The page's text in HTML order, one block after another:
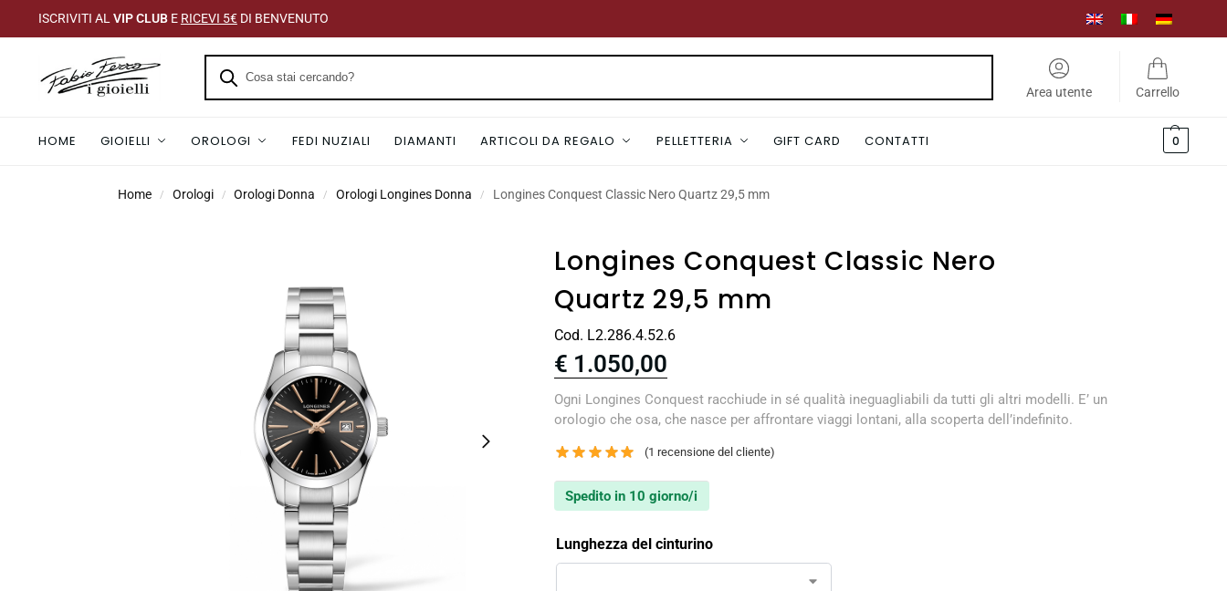
ISCRIVITI AL VIP CLUBE RICEVI 5€DI BENVENUTO
Area utente Carrello
HOME GIOIELLI OROLOGI FEDI NUZIALI DIAMANTI ARTICOLI DA REGALO PELLETTERIA GIFT CARD CONTATTI 0
Home / Orologi / Orologi Donna / Orologi Longines Donna / Longines Conquest Classic Nero Quartz 29,5 mm
Longines Conquest Classic Nero
Quartz 29,5 mm
Cod. L2.286.4.52.6
€ 1.050,00
Ogni Longines Conquest racchiude in sé qualità ineguagliabili da tutti gli altri modelli. E’ un
orologio che osa, che nasce per affrontare viaggi lontani, alla scoperta dell’indefinito.
(1 recensione del cliente)
Spedito in 10 giorno/i
Lunghezza del cinturino